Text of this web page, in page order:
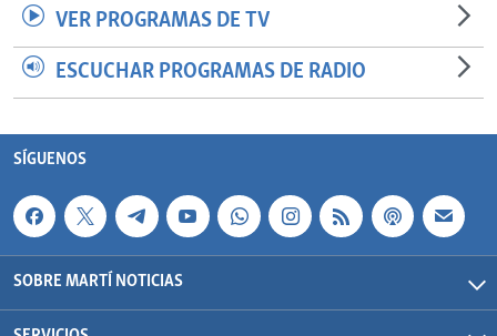
VER PROGRAMAS DE TV
ESCUCHAR PROGRAMAS DE RADIO
SÍGUENOS
SOBRE MARTÍ NOTICIAS